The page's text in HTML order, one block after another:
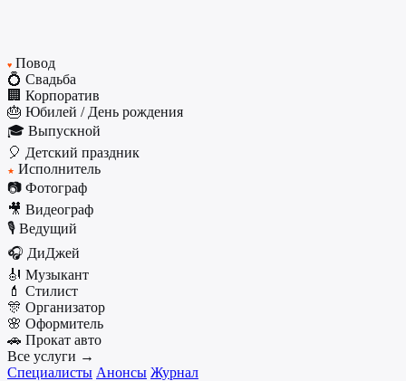
♥ Повод
💍 Свадьба
🏢 Корпоратив
🎂 Юбилей / День рождения
🎓 Выпускной
🎈 Детский праздник
★ Исполнитель
📷 Фотограф
🎥 Видеограф
🎙️ Ведущий
🎧 ДиДжей
🎻 Музыкант
💄 Стилист
🎊 Организатор
🌸 Оформитель
🚗 Прокат авто
Все услуги →
Специалисты Анонсы Журнал